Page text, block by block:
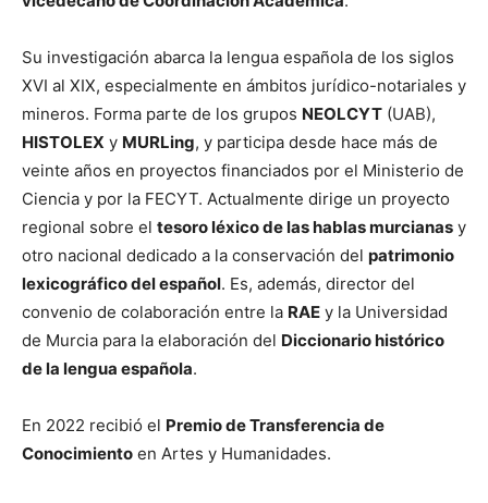
Su investigación abarca la lengua española de los siglos
XVI al XIX, especialmente en ámbitos jurídico-notariales y
mineros. Forma parte de los grupos NEOLCYT (UAB),
HISTOLEX y MURLing, y participa desde hace más de
veinte años en proyectos financiados por el Ministerio de
Ciencia y por la FECYT. Actualmente dirige un proyecto
regional sobre el tesoro léxico de las hablas murcianas y
otro nacional dedicado a la conservación del patrimonio
lexicográfico del español. Es, además, director del
convenio de colaboración entre la RAE y la Universidad
de Murcia para la elaboración del Diccionario histórico
de la lengua española.
En 2022 recibió el Premio de Transferencia de
Conocimiento en Artes y Humanidades.